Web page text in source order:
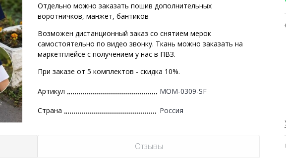
Отдельно можно заказать пошив дополнительных
воротничков, манжет, бантиков
Возможен дистанционный заказ со снятием мерок
самостоятельно по видео звонку. Ткань можно заказать на
маркетплейсе с получением у нас в ПВЗ.
При заказе от 5 комплектов - скидка 10%.
Артикул MOM-0309-SF
Страна Россия
Отзывы